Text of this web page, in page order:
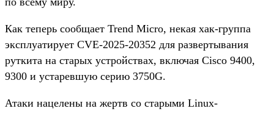
Как теперь сообщает Trend Micro, некая хак-группа
эксплуатирует CVE-2025-20352 для развертывания
руткита на старых устройствах, включая Cisco 9400,
9300 и устаревшую серию 3750G.
Атаки нацелены на жертв со старыми Linux-